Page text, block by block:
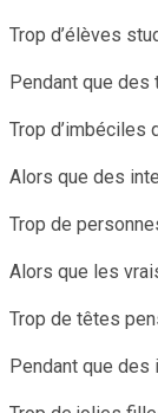
Trop d’élèves
Pendant que des
Trop d’imbéciles
Alors que des
Trop de
Alors que les
Trop de têtes
Pendant que